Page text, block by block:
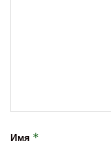
Имя *